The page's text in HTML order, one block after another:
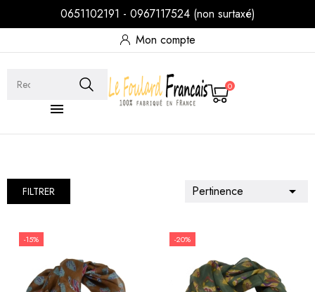
0651102191 - 0967117524 (non surtaxé)
Mon compte

0
FILTRER Pertinence 
-15% -20%